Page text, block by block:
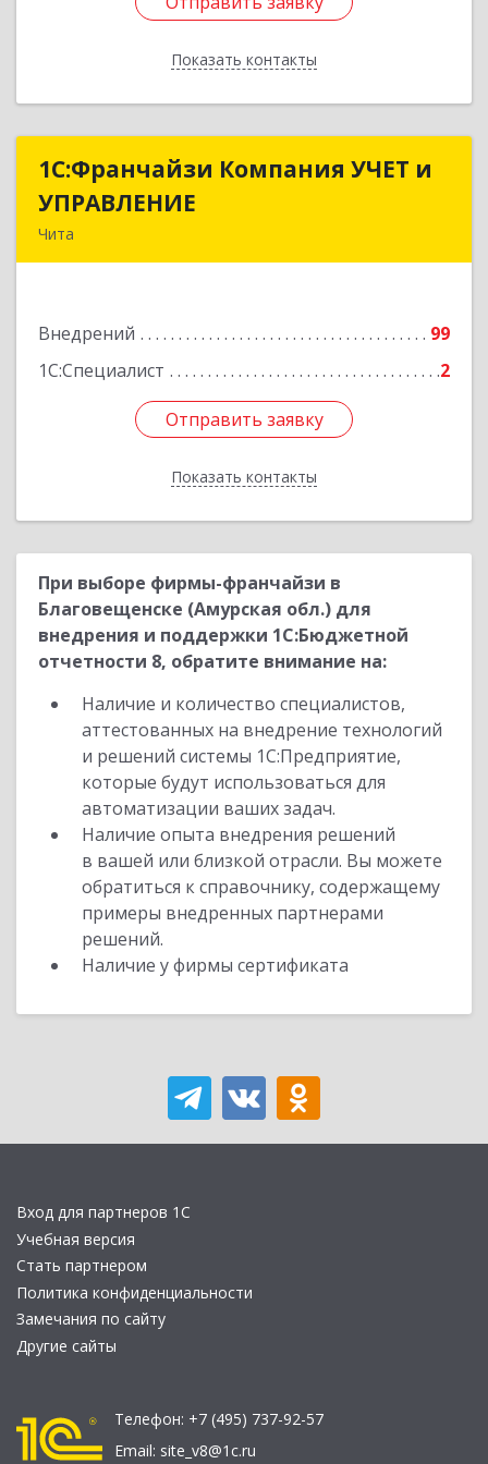
Показать контакты
Назад
1С:Франчайзи Компания УЧЕТ и
УПРАВЛЕНИЕ
Чита
Внедрений
99
1С:Специалист
2
Отправить заявку
Показать контакты
1С:Франчайзи Компания УЧЕТ и
Подробнее
Отправить заявку
Назад
При выборе фирмы-франчайзи в
Благовещенске (Амурская обл.) для
внедрения и поддержки 1С:Бюджетной
отчетности 8, обратите внимание на:
Наличие и количество специалистов,
аттестованных на внедрение технологий
и решений системы 1С:Предприятие,
которые будут использоваться для
автоматизации ваших задач.
Наличие опыта внедрения решений
в вашей или близкой отрасли. Вы можете
обратиться к справочнику, содержащему
примеры внедренных партнерами
решений.
Наличие у фирмы сертификата
Вход для партнеров 1С
Учебная версия
Стать партнером
Политика конфиденциальности
Замечания по сайту
Другие сайты
Телефон: +7 (495) 737-92-57
Email: site_v8@1c.ru